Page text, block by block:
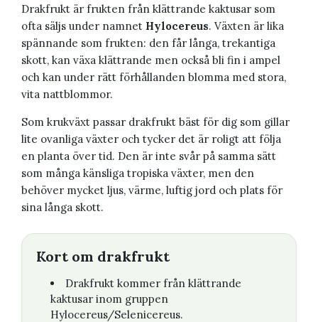
Drakfrukt är frukten från klättrande kaktusar som
ofta säljs under namnet Hylocereus. Växten är lika
spännande som frukten: den får långa, trekantiga
skott, kan växa klättrande men också bli fin i ampel
och kan under rätt förhållanden blomma med stora,
vita nattblommor.
Som krukväxt passar drakfrukt bäst för dig som gillar
lite ovanliga växter och tycker det är roligt att följa
en planta över tid. Den är inte svår på samma sätt
som många känsliga tropiska växter, men den
behöver mycket ljus, värme, luftig jord och plats för
sina långa skott.
Kort om drakfrukt
Drakfrukt kommer från klättrande
kaktusar inom gruppen
Hylocereus/Selenicereus.